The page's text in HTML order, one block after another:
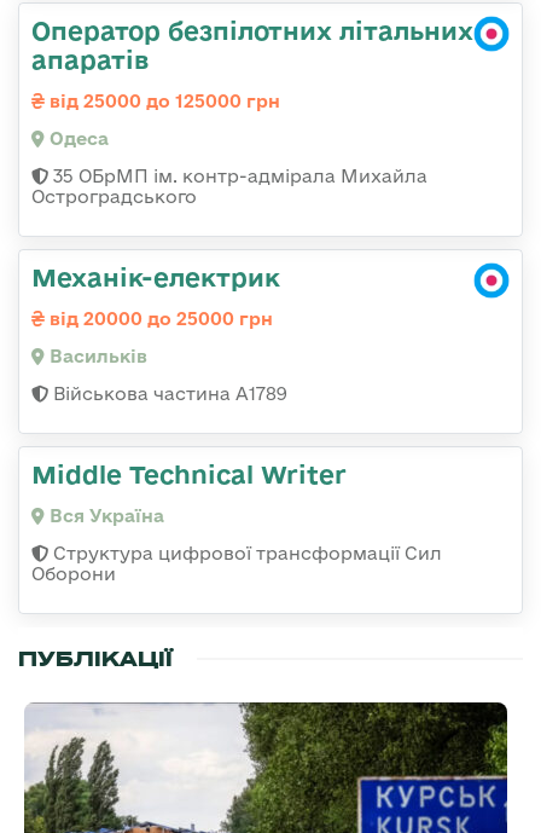
Оператор безпілотних літальних
апаратів
від 25000 до 125000 грн
Одеса
35 ОБрМП ім. контр-адмірала Михайла
Остроградського
Механік-електрик
від 20000 до 25000 грн
Васильків
Військова частина А1789
Middle Technical Writer
Вся Україна
Структура цифрової трансформації Сил
Оборони
ПУБЛІКАЦІЇ